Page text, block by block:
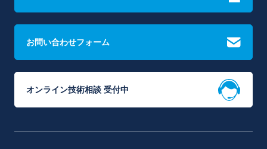
お問い合わせフォーム
オンライン技術相談 受付中